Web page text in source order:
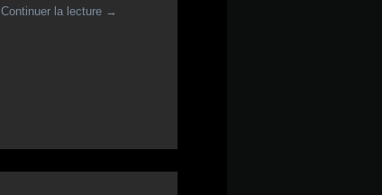
Continuer la lecture →